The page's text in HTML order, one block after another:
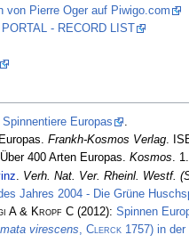
von Pierre Oger auf Piwigo.com
- RECORD LIST
Europas
.
Frankh-Kosmos Verlag.
400 Arten Europas. Kosmos.
Verh. Nat. Ver. Rheinl. Westf.
Jahres 2004 - Die Grüne
A & Kropf C(2012): Spinnen
virescens, Clerck1757) in der